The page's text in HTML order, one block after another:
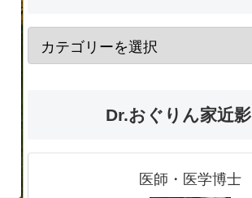
Dr.おぐりん家近影
医師・医学博士